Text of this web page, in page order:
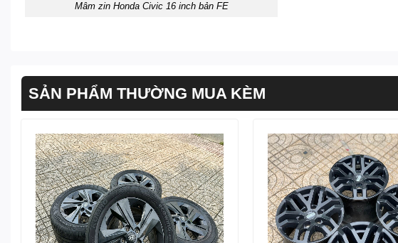
Mâm zin Honda Civic 16 inch bản FE
SẢN PHẨM THƯỜNG MUA KÈM